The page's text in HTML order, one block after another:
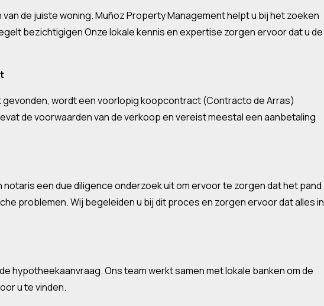
de juiste woning. Muñoz Property Management helpt u bij het zoeken
bezichtigigen Onze lokale kennis en expertise zorgen ervoor dat u de
gevonden, wordt een voorlopig koopcontract (Contracto de Arras)
de voorwaarden van de verkoop en vereist meestal een aanbetaling
een due diligence onderzoek uit om ervoor te zorgen dat het pand
problemen. Wij begeleiden u bij dit proces en zorgen ervoor dat alles in
hypotheekaanvraag. Ons team werkt samen met lokale banken om de
u te vinden.